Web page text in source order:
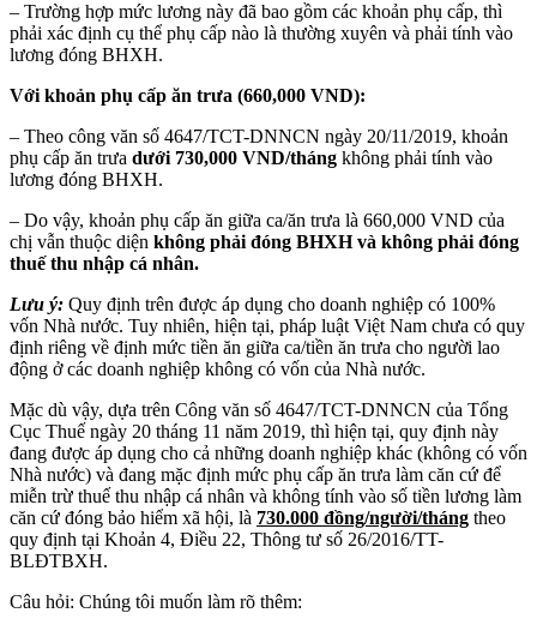
– Trường hợp mức lương này đã bao gồm các khoản phụ cấp, thì
phải xác định cụ thể phụ cấp nào là thường xuyên và phải tính vào
lương đóng BHXH.
Với khoản phụ cấp ăn trưa (660,000 VND):
– Theo công văn số 4647/TCT-DNNCN ngày 20/11/2019, khoản
phụ cấp ăn trưa dưới 730,000 VND/tháng không phải tính vào
lương đóng BHXH.
– Do vậy, khoản phụ cấp ăn giữa ca/ăn trưa là 660,000 VND của
chị vẫn thuộc diện không phải đóng BHXH và không phải đóng
thuế thu nhập cá nhân.
Lưu ý: Quy định trên được áp dụng cho doanh nghiệp có 100%
vốn Nhà nước. Tuy nhiên, hiện tại, pháp luật Việt Nam chưa có quy
định riêng về định mức tiền ăn giữa ca/tiền ăn trưa cho người lao
động ở các doanh nghiệp không có vốn của Nhà nước.
Mặc dù vậy, dựa trên Công văn số 4647/TCT-DNNCN của Tổng
Cục Thuế ngày 20 tháng 11 năm 2019, thì hiện tại, quy định này
đang được áp dụng cho cả những doanh nghiệp khác (không có vốn
Nhà nước) và đang mặc định mức phụ cấp ăn trưa làm căn cứ để
miễn trừ thuế thu nhập cá nhân và không tính vào số tiền lương làm
căn cứ đóng bảo hiểm xã hội, là 730.000 đồng/người/tháng theo
quy định tại Khoản 4, Điều 22, Thông tư số 26/2016/TT-
BLĐTBXH.
Câu hỏi: Chúng tôi muốn làm rõ thêm: